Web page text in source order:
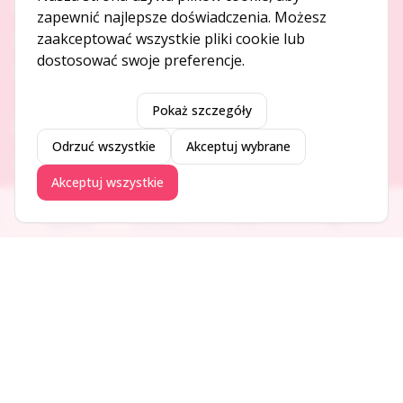
O NAS
O serwisie
Kontakt
DODAJ I PROMUJ
Dodaj ogłoszenie
Dodaj firmę
Promuj ogłoszenie
Ogłoszenia Aktualności Firmy Blog
zapewnić najlepsze doświadczenia. Możesz
zaakceptować wszystkie pliki cookie lub
dostosować swoje preferencje.
Pokaż szczegóły
Odrzuć wszystkie Akceptuj wybrane
Akceptuj wszystkie